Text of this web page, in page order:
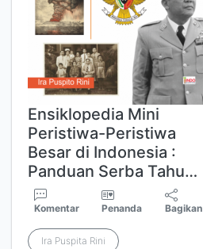
Ensiklopedia Mini
Peristiwa-Peristiwa
Besar di Indonesia :
Panduan Serba Tahu…
Komentar Penanda Bagikan
Ira Puspita Rini